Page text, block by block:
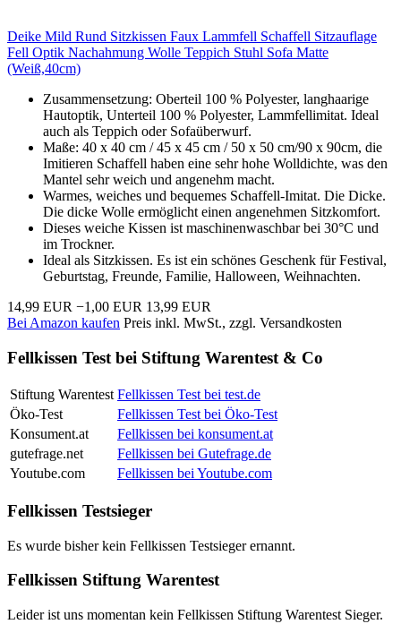
Deike Mild Rund Sitzkissen Faux Lammfell Schaffell Sitzauflage
Fell Optik Nachahmung Wolle Teppich Stuhl Sofa Matte
(Weiß,40cm)
Zusammensetzung: Oberteil 100 % Polyester, langhaarige
Hautoptik, Unterteil 100 % Polyester, Lammfellimitat. Ideal
auch als Teppich oder Sofaüberwurf.
Maße: 40 x 40 cm / 45 x 45 cm / 50 x 50 cm/90 x 90cm, die
Imitieren Schaffell haben eine sehr hohe Wolldichte, was den
Mantel sehr weich und angenehm macht.
Warmes, weiches und bequemes Schaffell-Imitat. Die Dicke.
Die dicke Wolle ermöglicht einen angenehmen Sitzkomfort.
Dieses weiche Kissen ist maschinenwaschbar bei 30°C und
im Trockner.
Ideal als Sitzkissen. Es ist ein schönes Geschenk für Festival,
Geburtstag, Freunde, Familie, Halloween, Weihnachten.
14,99 EUR −1,00 EUR 13,99 EUR
Bei Amazon kaufen Preis inkl. MwSt., zzgl. Versandkosten
Fellkissen Test bei Stiftung Warentest & Co
Stiftung Warentest Fellkissen Test bei test.de
Öko-Test
Fellkissen Test bei Öko-Test
Konsument.at
Fellkissen bei konsument.at
gutefrage.net
Fellkissen bei Gutefrage.de
Youtube.com
Fellkissen bei Youtube.com
Fellkissen Testsieger
Es wurde bisher kein Fellkissen Testsieger ernannt.
Fellkissen Stiftung Warentest
Leider ist uns momentan kein Fellkissen Stiftung Warentest Sieger.